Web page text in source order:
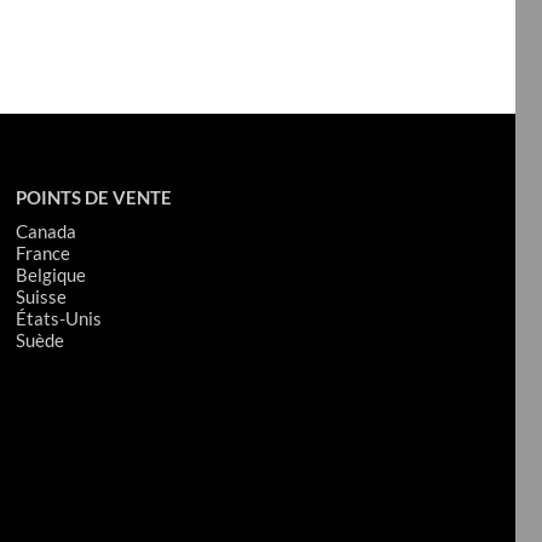
POINTS DE VENTE
Canada
France
Belgique
Suisse
États-Unis
Suède